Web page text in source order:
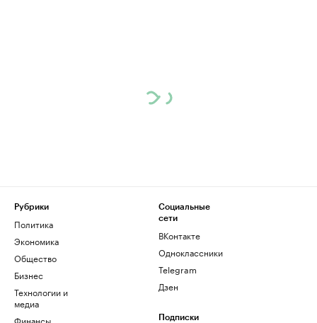
Рубрики
Политика
Экономика
Общество
Бизнес
Технологии и
медиа
Финансы
Социальные
сети
ВКонтакте
Одноклассники
Telegram
Дзен
Подписки